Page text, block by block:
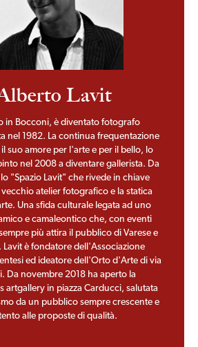
Lavit
in Bocconi, è diventato fotografo
nel 1982. La continua frequentazione
suo amore per l'arte e per il bello, lo
nel 2008 a diventare gallerista. Da
"Spazio Lavit" che rivede in chiave
atelier fotografico e la statica
Una sfida culturale legata ad uno
e camaleontico che, con eventi
più attira il pubblico di Varese e
Lavit è fondatore dell'Associazione
ed ideatore dell'Orto d'Arte di via
Da novembre 2018 ha aperto la
artgallery in piazza Carducci, salutata
da un pubblico sempre crescente e
alle proposte di qualità.